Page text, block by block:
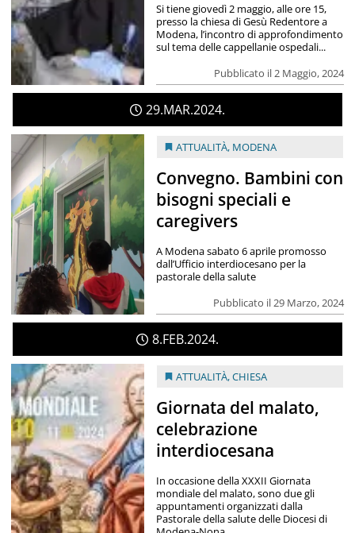
Pubblicato il 2 Maggio, 2024
Si tiene giovedì 2 maggio, alle ore 15,
presso la chiesa di Gesù Redentore a
Modena, l’incontro di approfondimento
sul tema delle cappellanie ospedali...
29 MAR2024
ATTUALITÀ, MODENA
Convegno. Bambini con
bisogni speciali e
caregivers
Pubblicato il 29 Marzo, 2024
A Modena sabato 6 aprile promosso
dall’Ufficio interdiocesano per la
pastorale della salute
8 FEB2024
ATTUALITÀ,CHIESA
Giornata del malato,
celebrazione
interdiocesana
In occasione della XXXII Giornata
mondiale del malato, sono due gli
appuntamenti organizzati dalla
Pastorale della salute delle Diocesi di